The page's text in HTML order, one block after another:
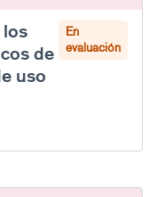
los
de
uso
En
evaluación